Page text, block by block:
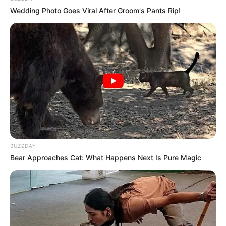
62368 ACE Iara Adelia Jesus do Nascimento Bonfim ***.864.585-**
62369 ACS Iara Almeida da Silva ***.947.964-** APTO ao Curso
62370 ACS Iara Almeida Martins ***.771.586-** APTO ao Curso
62371 ACE Iara Alves Parreira ***.179.396-** APTO ao Curso
62372 ACS Iara Aparecida Costa Bernardes ***.796.355-** APTO ao
Curso
Wedding Photo Goes Viral After Groom's Pants Rip!
BUZZDAY
Bear Approaches Cat: What Happens Next Is Pure Magic